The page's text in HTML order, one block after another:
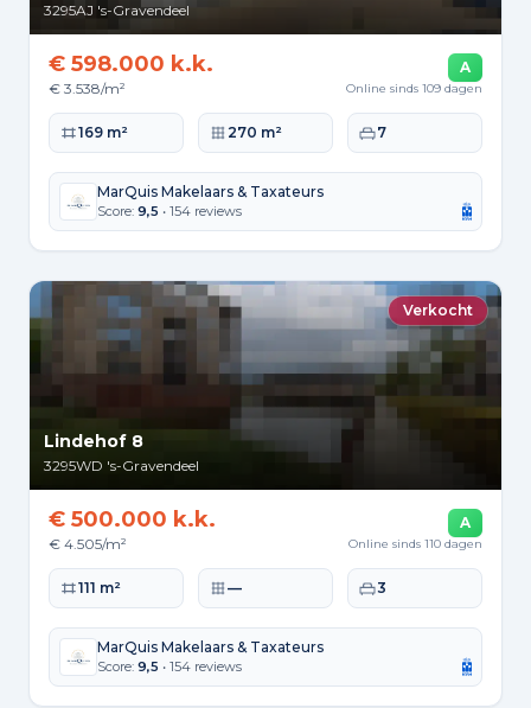
3295AJ 's-Gravendeel
€ 598.000 k.k.
€ 3.538/m²
A
Online sinds 109 dagen
Woonoppervlakte
169 m² Perceeloppervlakte
270 m² Slaapkamers
7
MarQuis Makelaars & Taxateurs
Score: 9,5 • 154 reviews
Verkocht
Lindehof 8
3295WD 's-Gravendeel
€ 500.000 k.k.
€ 4.505/m²
A
Online sinds 110 dagen
Woonoppervlakte
111 m² Perceeloppervlakte
— Slaapkamers
3
MarQuis Makelaars & Taxateurs
Score: 9,5 • 154 reviews